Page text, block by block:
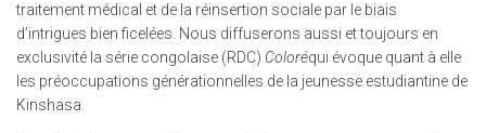
traitement médical et de la réinsertion sociale par le biais
d’intrigues bien ficelées. Nous diffuserons aussi et toujours en
exclusivité la série congolaise (RDC) Coloréqui évoque quant à elle
les préoccupations générationnelles de la jeunesse estudiantine de
Kinshasa.